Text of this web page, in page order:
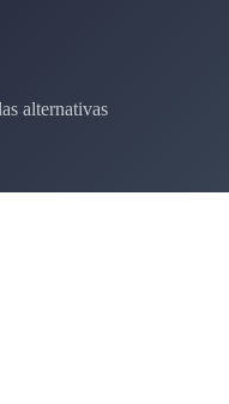
alternativas